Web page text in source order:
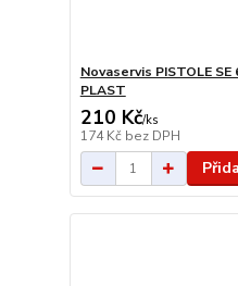
Novaservis PISTOLE SE
PLAST
210 Kč/ks
174 Kč bez DPH